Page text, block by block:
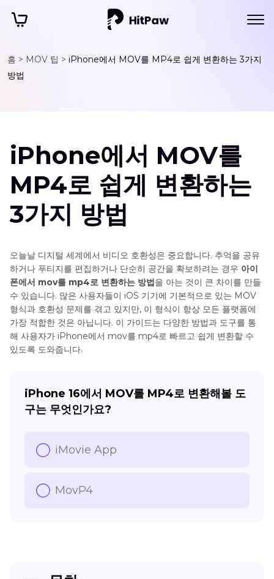
홈 > MOV 팁 > iPhone에서 MOV를 MP4로 쉽게 변환하는 3가지
방법
iPhone에서 MOV를
MP4로 쉽게 변환하는
3가지 방법
오늘날 디지털 세계에서 비디오 호환성은 중요합니다. 추억을 공유
하거나 푸티지를 편집하거나 단순히 공간을 확보하려는 경우 아이
폰에서 mov를 mp4로 변환하는 방법을 아는 것이 큰 차이를 만들
수 있습니다. 많은 사용자들이 iOS 기기에 기본적으로 있는 MOV
형식과 호환성 문제를 겪고 있지만, 이 형식이 항상 모든 플랫폼에
가장 적합한 것은 아닙니다. 이 가이드는 다양한 방법과 도구를 통
해 사용자가 iPhone에서 mov를 mp4로 빠르고 쉽게 변환할 수
있도록 도와줍니다.
iPhone 16에서 MOV를 MP4로 변환해볼 도
구는 무엇인가요?
iMovie App
MovP4